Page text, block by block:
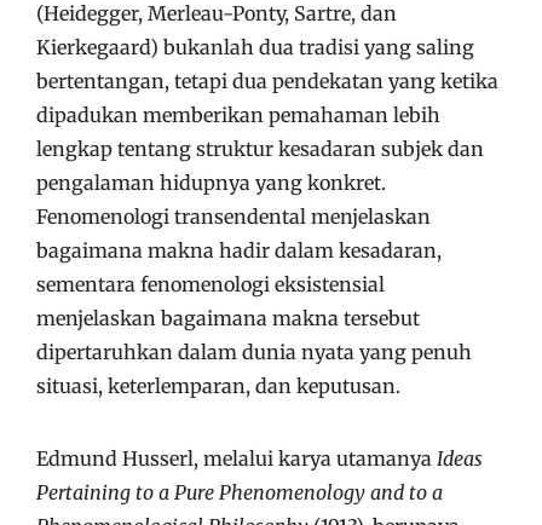
(Heidegger, Merleau-Ponty, Sartre, dan
Kierkegaard) bukanlah dua tradisi yang saling
bertentangan, tetapi dua pendekatan yang ketika
dipadukan memberikan pemahaman lebih
lengkap tentang struktur kesadaran subjek dan
pengalaman hidupnya yang konkret.
Fenomenologi transendental menjelaskan
bagaimana makna hadir dalam kesadaran,
sementara fenomenologi eksistensial
menjelaskan bagaimana makna tersebut
dipertaruhkan dalam dunia nyata yang penuh
situasi, keterlemparan, dan keputusan.
Edmund Husserl, melalui karya utamanya Ideas
Pertaining to a Pure Phenomenology and to a